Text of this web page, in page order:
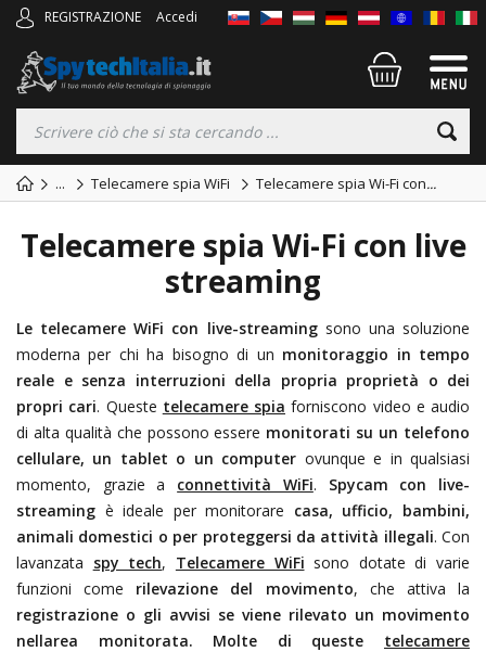
REGISTRAZIONE Accedi
... Telecamere spia WiFi Telecamere spia Wi-Fi con...
Telecamere spia Wi-Fi con live
streaming
Le telecamere WiFi con live-streamingsono una soluzione
moderna per chi ha bisogno di un monitoraggio in tempo
reale e senza interruzioni della propria proprietà o dei
propri cari. Queste telecamere spia forniscono video e audio
di alta qualità che possono essere monitorati su un telefono
cellulare, un tablet o un computer ovunque e in qualsiasi
momento, grazie a connettività WiFi. Spycam con live-
streaming è ideale per monitorare casa, ufficio, bambini,
animali domestici o per proteggersi da attività illegali. Con
lavanzata spy tech, Telecamere WiFi sono dotate di varie
funzioni come rilevazione del movimento, che attiva la
registrazione o gli avvisi se viene rilevato un movimento
nellarea monitorata. Molte di queste telecamere